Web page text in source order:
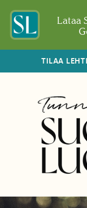
Lataa
TILAA LEHTI